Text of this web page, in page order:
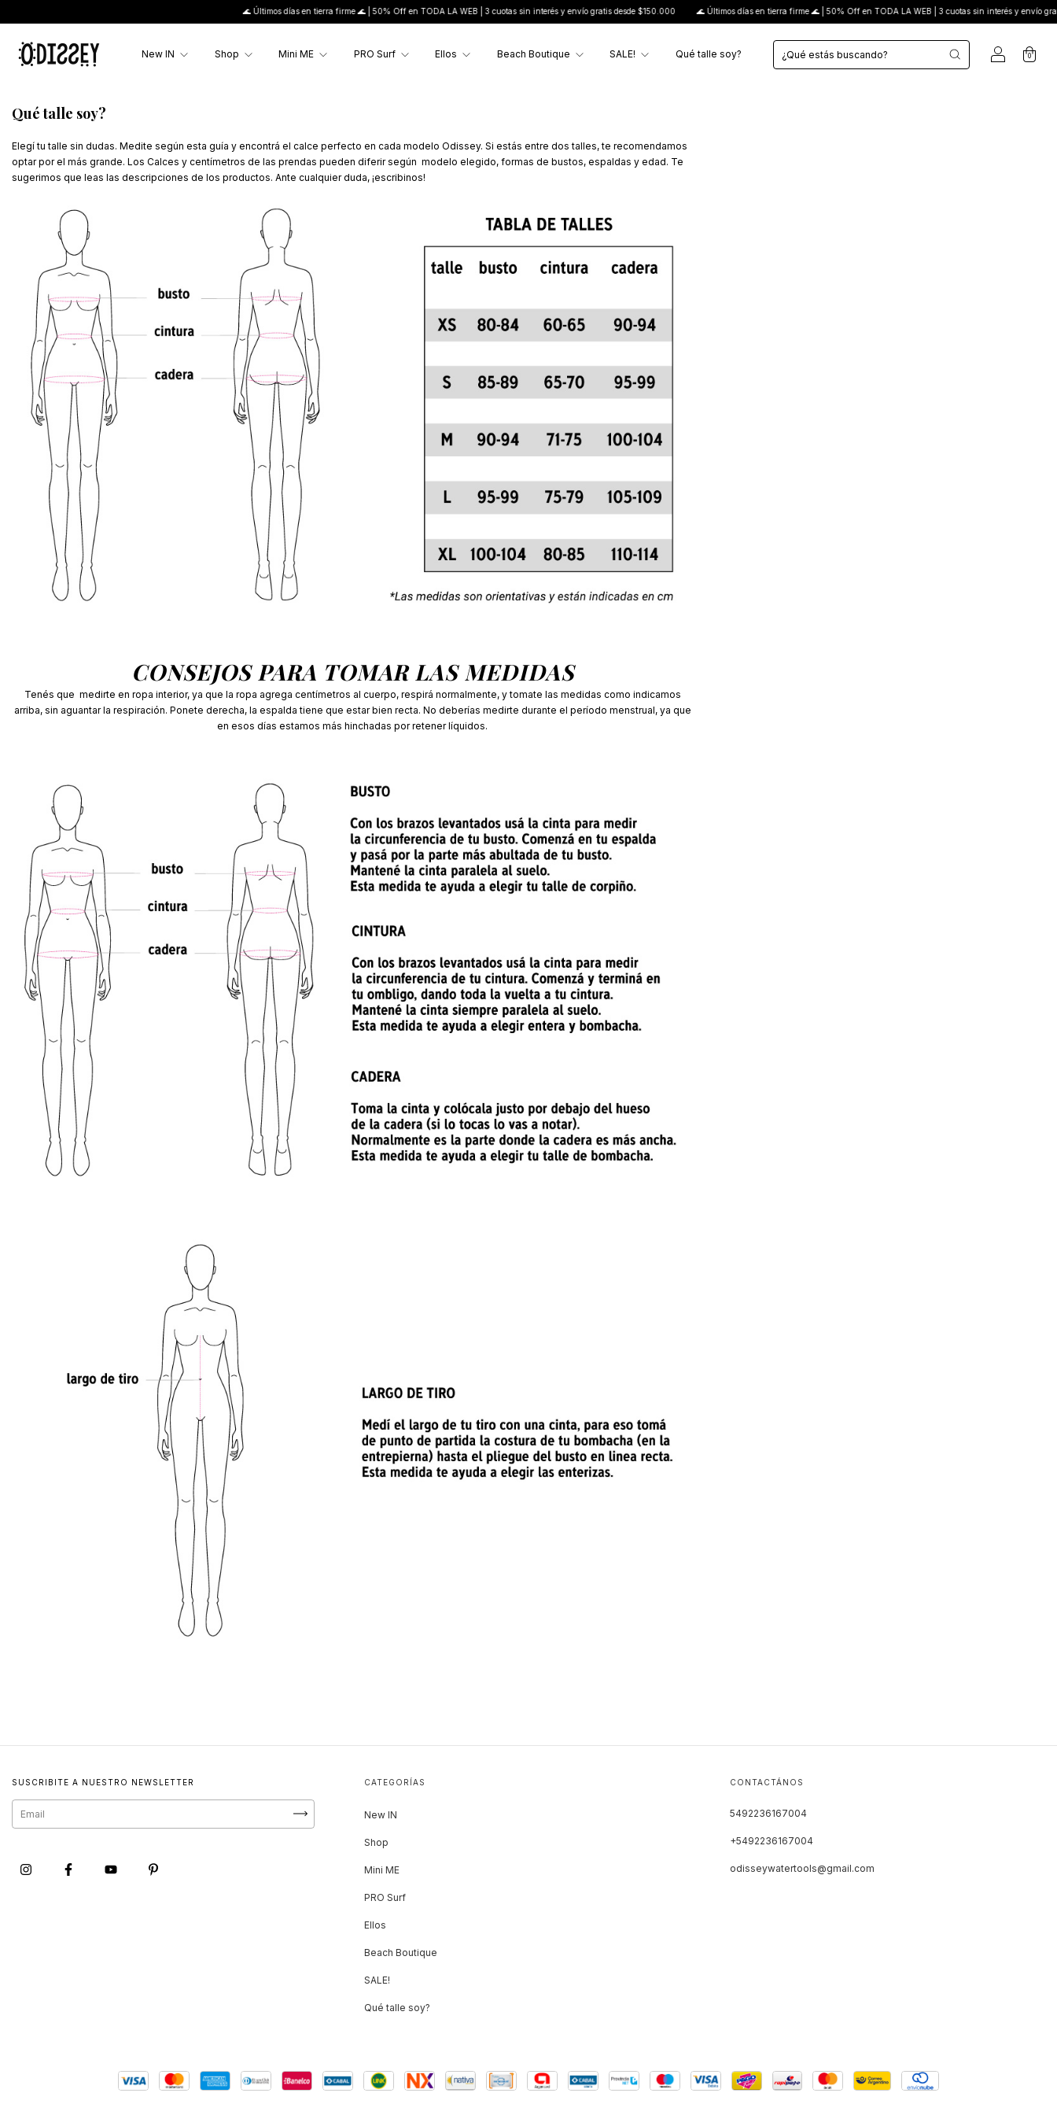
🌊 Últimos días en tierra firme 🌊 | 50% Off en TODA LA WEB | 3 cuotas sin interés y envío gratis desde $150.000 🌊 Últimos días en tierra firme 🌊 | 50% Off en TODA LA WEB | 3 cuotas sin interés y envío gratis
New IN Shop Mini ME PRO Surf Ellos Beach Boutique SALE! Qué talle soy? 0
Qué talle soy?
Elegí tu talle sin dudas. Medite según esta guía y encontrá el calce perfecto en cada modelo Odissey. Si estás entre dos talles, te recomendamos
optar por el más grande. Los Calces y centímetros de las prendas pueden diferir según modelo elegido, formas de bustos, espaldas y edad. Te
sugerimos que leas las descripciones de los productos. Ante cualquier duda, ¡escribinos!
CONSEJOS PARA TOMAR LAS MEDIDAS
Tenés que medirte en ropa interior, ya que la ropa agrega centímetros al cuerpo, respirá normalmente, y tomate las medidas como indicamos
arriba, sin aguantar la respiración. Ponete derecha, la espalda tiene que estar bien recta. No deberías medirte durante el período menstrual, ya que
en esos días estamos más hinchadas por retener líquidos.
SUSCRIBITE A NUESTRO NEWSLETTER CATEGORÍAS
New IN
Shop
Mini ME
PRO Surf
Ellos
Beach Boutique
SALE!
Qué talle soy?
CONTACTÁNOS
5492236167004
+5492236167004
odisseywatertools@gmail.com